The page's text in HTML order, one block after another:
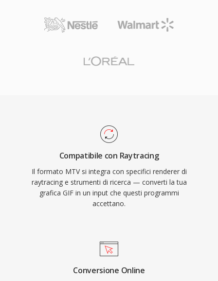
Compatibile con Raytracing
Il formato MTV si integra con specifici renderer di
raytracing e strumenti di ricerca — converti la tua
grafica GIF in un input che questi programmi
accettano.
Conversione Online